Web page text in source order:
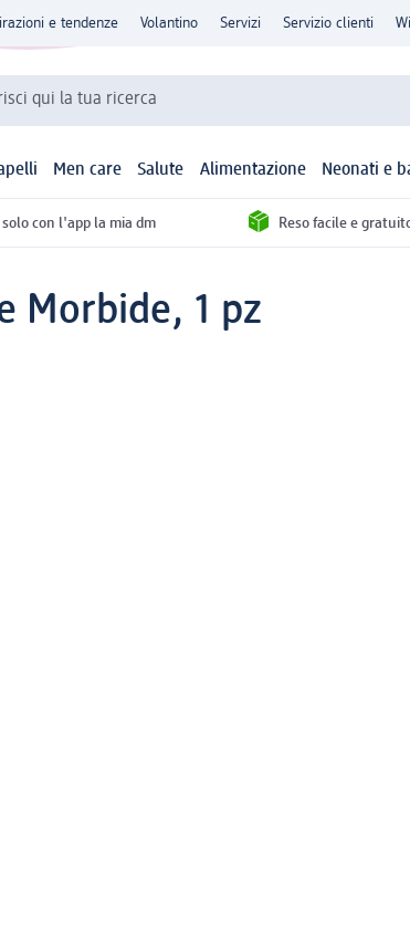
e tendenze Volantino Servizi Servizio clienti
qui la tua ricerca
Men care Salute Alimentazione Neonati e
con l'app la mia dm Reso facile e
Morbide, 1 pz